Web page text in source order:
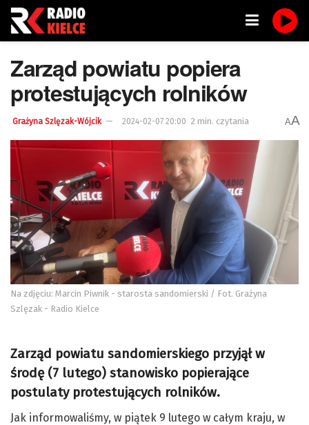
Zarząd powiatu popiera
protestujących rolników
Grażyna Szlęzak-Wójcik 2024-02-07 20:00 2 min. czytania AA
Na zdjęciu: Marcin Piwnik - starosta sandomierski / Fot. Grażyna
Szlęzak - Radio Kielce
Zarząd powiatu sandomierskiego przyjął w
środę (7 lutego) stanowisko popierające
postulaty protestujących rolników.
Jak informowaliśmy, w piątek 9 lutego w całym kraju, w